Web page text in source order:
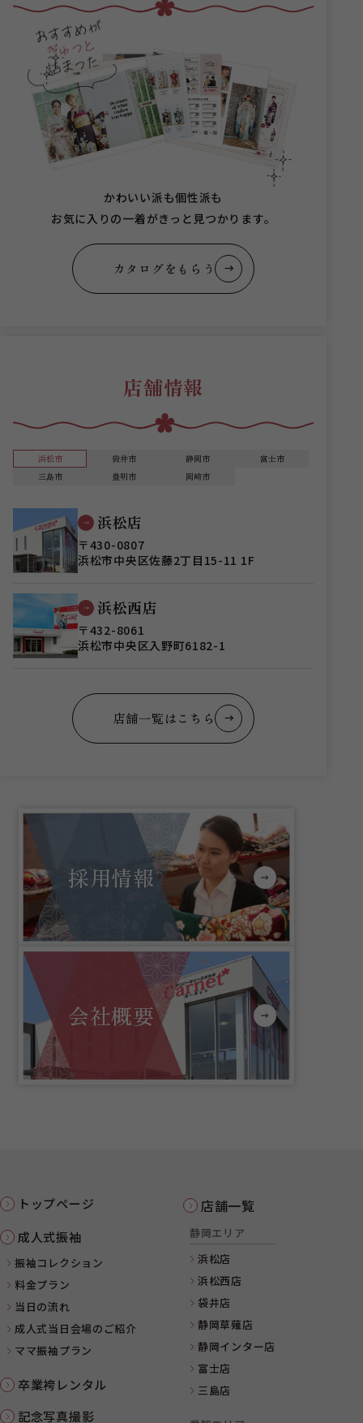
かわいい派も個性派も
お気に入りの一着がきっと見つかります。
カタログをもらう
店舗情報
浜松市 袋井市 静岡市
富士市
三島市
豊明市 岡崎市
浜松店
〒430-0807
浜松市中央区佐藤2丁目15-11 1F
浜松西店
〒432-8061
浜松市中央区入野町6182-1
店舗一覧はこちら
採用情報
会社概要
トップページ
成人式振袖
振袖コレクション
料金プラン
当日の流れ
成人式当日会場のご紹介
ママ振袖プラン
卒業袴レンタル
記念写真撮影
店舗一覧
静岡エリア
浜松店
浜松西店
袋井店
静岡草薙店
静岡インター店
富士店
三島店